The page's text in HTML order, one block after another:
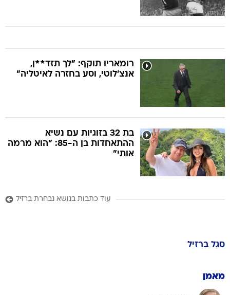
רומאריו תוקף: "לך תזד**ן,
אנצ'לוטי, וסע בחזרה לאיטליה"
בת 32 בזוגיות עם נשיא
ההתאחדות בן ה-85: "הוא מרמה
אותי"
עוד כתבות בנושא נבחרת ברזיל
סגל ברזיל
מאמן